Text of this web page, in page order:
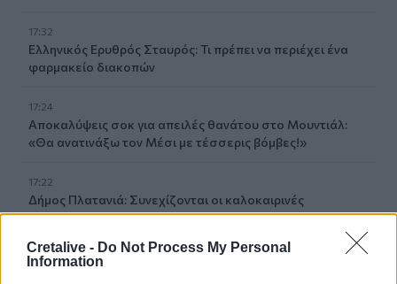
Cretalive - Do Not Process My Personal
Information
17:32
Ελληνικός Ερυθρός Σταυρός: Τι πρέπει να περιέχει ένα
φαρμακείο διακοπών
17:24
Aποκαλύψεις σοκ για απειλές θανάτου στο Μουντιάλ:
«Θα ανατινάξω τον Μέσι με τέσσερις βόμβες!»
17:22
Δήμος Πλατανιά: Συνεχίζονται οι καλοκαιρινές
εκδηλώσεις “Πολιτιστικό Καλοκαίρι 2026, 16ο Φεστιβάλ